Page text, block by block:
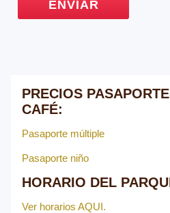
PRECIOS
CAFÉ:
Pasaporte múltiple
Pasaporte niño
HORARIO DEL
Ver horarios AQUI.